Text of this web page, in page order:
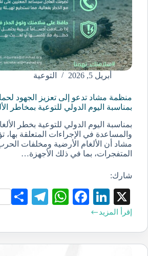
أبريل 5, 2026 التوعية
منظمة مشاد تدعو إلى تعزيز الجهود
بمناسبة اليوم الدولي للتوعية بمخاطر
بمناسبة اليوم الدولي للتوعية بخطر
والمساعدة في الإجراءات المتعلقة بها،
مشاد أن الألغام الأرضية ومخلفات
المتفجرات، بما في ذلك الأجهزة…
شارك:
X
Li
nk
ed
In
Fa
bo
ok
W
ts
A
Te
gr
a
إقرأ المزيد